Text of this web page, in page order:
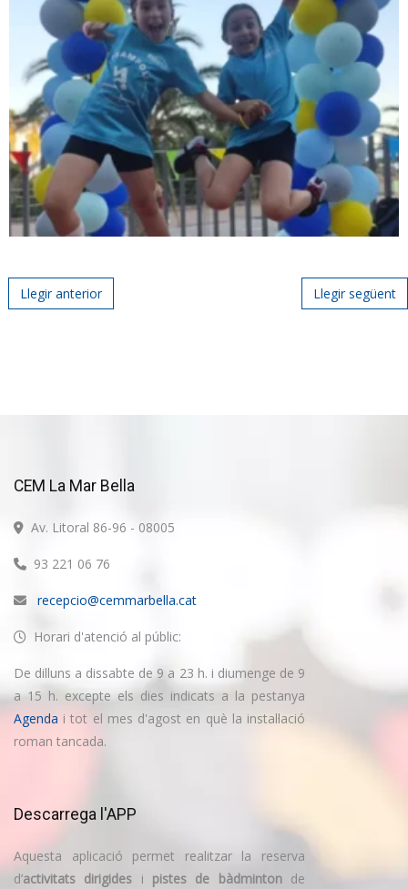
Post navigation
Llegir anterior Llegir següent
CEM La Mar Bella
Av. Litoral 86-96 - 08005
93 221 06 76
recepcio@cemmarbella.cat
Horari d'atenció al públic:
De dilluns a dissabte de 9 a 23 h. i diumenge de 9
a 15 h. excepte els dies indicats a la pestanya
Agenda i tot el mes d'agost en què la instal·lació
roman tancada.
Descarrega l'APP
Aquesta aplicació permet realitzar la reserva
d’activitats dirigides i pistes de bàdmintonde